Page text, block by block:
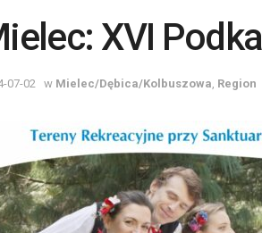
XVI
07-02 w Mielec/Dębica/Kolbuszowa Region